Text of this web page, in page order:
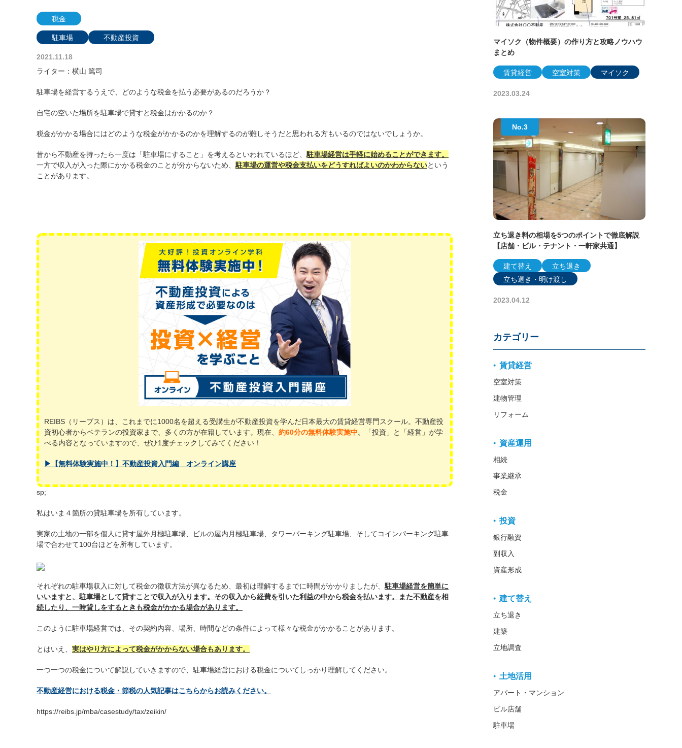
税金
駐車場 不動産投資
2021.11.18
ライター：横山 篤司
駐車場を経営するうえで、どのような税金を払う必要があるのだろうか？
自宅の空いた場所を駐車場で貸すと税金はかかるのか？
税金がかかる場合にはどのような税金がかかるのかを理解するのが難しそうだと思われる方もいるのではないでしょうか。
昔から不動産を持ったら一度は「駐車場にすること」を考えるといわれているほど、 駐車場経営は手軽に始めることができます。
一方で収入が入った際にかかる税金のことが分からないため、 駐車場の運営や税金支払いをどうすればよいのかわからないという
ことがあります。
REIBS（リーブス）は、これまでに1000名を超える受講生が不動産投資を学んだ日本最大の賃貸経営専門スクール。不動産投
資初心者からベテランの投資家まで、多くの方が在籍しています。現在、 約60分の無料体験実施中。「投資」と「経営」が学
べる内容となっていますので、ぜひ1度チェックしてみてください！
▶【無料体験実施中！】不動産投資入門編 オンライン講座
sp;
私はいま４箇所の貸駐車場を所有しています。
実家の土地の一部を個人に貸す屋外月極駐車場、ビルの屋内月極駐車場、タワーパーキング駐車場、そしてコインパーキング駐車
場で合わせて100台ほどを所有しています。
それぞれの駐車場収入に対して税金の徴収方法が異なるため、最初は理解するまでに時間がかかりましたが、 駐車場経営を簡単に
いいますと、駐車場として貸すことで収入が入ります。その収入から経費を引いた利益の中から税金を払います。
また不動産を相
続したり、一時貸しをするときも税金がかかる場合があります。
このように駐車場経営では、その契約内容、場所、時間などの条件によって様々な税金がかかることがあります。
とはいえ、 実はやり方によって税金がかからない場合もあります。
一つ一つの税金について解説していきますので、駐車場経営における税金についてしっかり理解してください。
不動産経営における税金・節税の人気記事はこちらからお読みください。
https://reibs.jp/mba/casestudy/tax/zeikin/
マイソク（物件概要）の作り方と攻略ノウハウ
まとめ
賃貸経営 空室対策 マイソク
2023.03.24
立ち退き料の相場を5つのポイントで徹底解説
【店舗・ビル・テナント・一軒家共通】
建て替え
立ち退き
立ち退き・明け渡し
2023.04.12
カテゴリー
賃貸経営
空室対策
建物管理
リフォーム
資産運用
相続
事業継承
税金
投資
銀行融資
副収入
資産形成
建て替え
立ち退き
建築
立地調査
土地活用
アパート・マンション
ビル店舗
駐車場